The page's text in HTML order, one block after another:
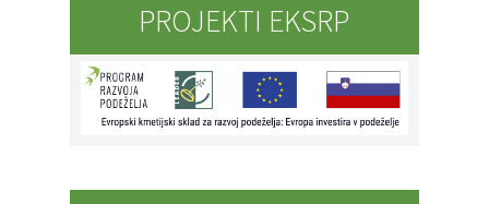
PROJEKTI EKSRP